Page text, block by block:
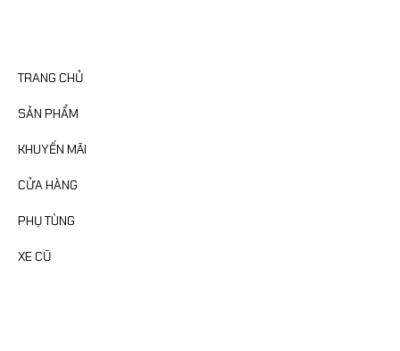
TRANG CHỦ
SẢN PHẨM
KHUYẾN MÃI
CỬA HÀNG
PHỤ TÙNG
XE CŨ